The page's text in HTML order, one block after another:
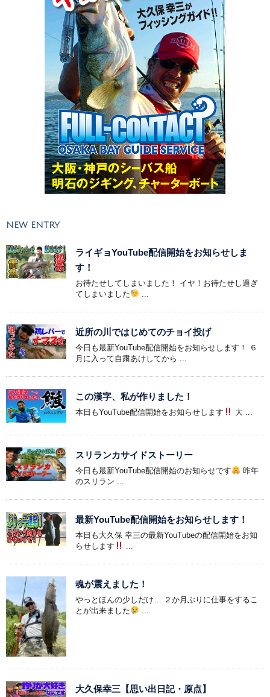
NEW ENTRY
ライギョYouTube配信開始をお知らせしま
す！
お待たせしてしまいました！ イヤ！お待たせし過ぎ
てしまいました
近所の川ではじめてのチョイ投げ
今日も最新YouTube配信開始をお知らせします！ ６
月に入って自粛あけしてから ...
この漢字、私が作りました！
本日もYouTube配信開始をお知らせします 大 ...
スリランカサイドストーリー
今日も最新YouTube配信開始のお知らせです
昨年
のスリラン ...
最新YouTube配信開始をお知らせします！
本日も大久保 幸三の最新YouTubeの配信開始をお知
らせします
魂が震えました！
やっとほんの少しだけ… ２か月ぶりに仕事をするこ
とが出来ました
大久保幸三【思い出日記・原点】